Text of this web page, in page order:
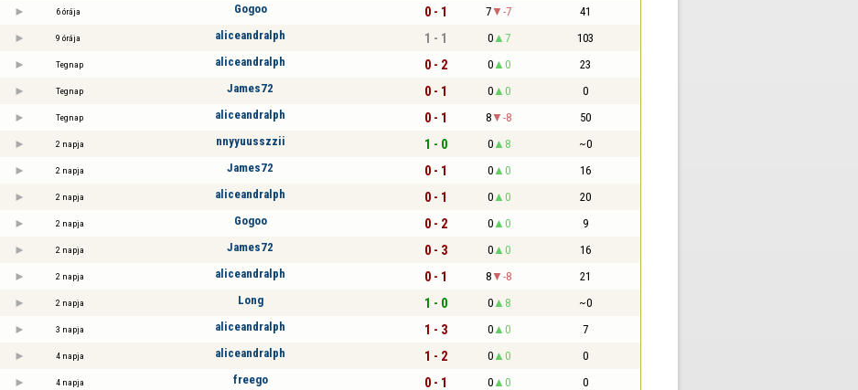
6 órája Gogoo 0 - 1 7 -7 41
9 órája aliceandralph 1 - 1 0 7 103
Tegnap aliceandralph 0 - 2 0 0 23
Tegnap James72 0 - 1 0 0 0
Tegnap aliceandralph 0 - 1 8 -8 50
2 napja nnyyuusszzii 1 - 0 0 8 ~0
2 napja James72 0 - 1 0 0 16
2 napja aliceandralph 0 - 1 0 0 20
2 napja Gogoo 0 - 2 0 0 9
2 napja James72 0 - 3 0 0 16
2 napja aliceandralph 0 - 1 8 -8 21
2 napja Long 1 - 0 0 8 ~0
3 napja aliceandralph 1 - 3 0 0 7
4 napja aliceandralph 1 - 2 0 0 0
4 napja freego 0 - 1 0 0 0